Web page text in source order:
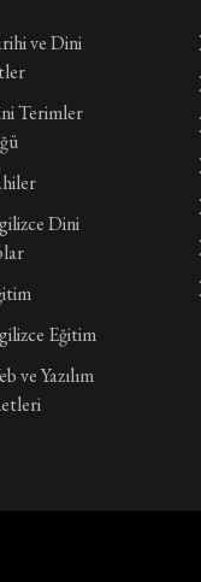
ve Dini
Terimler
Dini
Eğitim
ve Yazılım